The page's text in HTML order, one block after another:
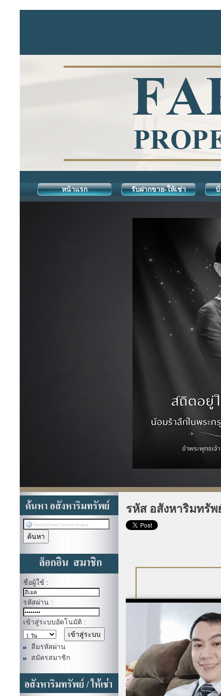
หน้าแรก รับฝากขาย-ให้เช่า บ้
ชื่อผู้ใช้ :
รหัสผ่าน :
เข้าสู่ระบบอัตโนมัติ :
ลืมรหัสผ่าน
สมัครสมาชิก
รหัส อสังหาริมทรัพ